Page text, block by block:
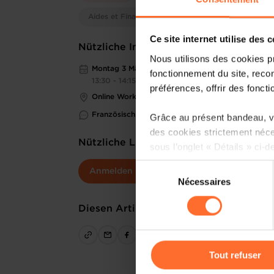
Ce site internet utilise des
Nous utilisons des cookies
fonctionnement du site,
préférences, offrir des
Grâce au présent bandeau,
des cookies strictement
sous l’onglet « Détails » ci-
Il est précisé que la
sociaux, sauvegarde des
cas de refus de tous les
gauche de chaque page.
du
consentement
Nécessaires
Tout refuser
Aides et Financements
Nützliche Informationen
Montag 3 Mär 2025
13:30 - 14:15
Online Workshop
Französisch
Nützliche Links
Anmelden
Diesen Artikel teilen